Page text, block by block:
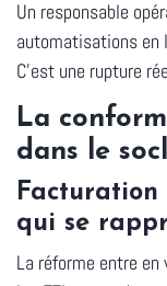
Un responsable
automatisations en
C'est une rupture
La
dans le
Facturation
qui se
La réforme entre en